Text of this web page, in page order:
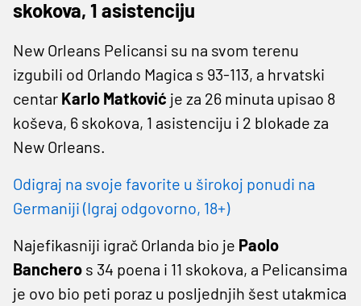
skokova, 1 asistenciju
New Orleans Pelicansi su na svom terenu
izgubili od Orlando Magica s 93-113, a hrvatski
centar Karlo Matković je za 26 minuta upisao 8
koševa, 6 skokova, 1 asistenciju i 2 blokade za
New Orleans.
Odigraj na svoje favorite u širokoj ponudi na
Germaniji (Igraj odgovorno, 18+)
Najefikasniji igrač Orlanda bio je Paolo
Banchero s 34 poena i 11 skokova, a Pelicansima
je ovo bio peti poraz u posljednjih šest utakmica